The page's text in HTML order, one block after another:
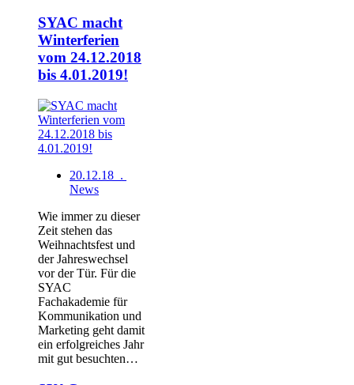
SYAC macht
Winterferien
vom 24.12.2018
bis 4.01.2019!
20.12.18 .
News
Wie immer zu dieser
Zeit stehen das
Weihnachtsfest und
der Jahreswechsel
vor der Tür. Für die
SYAC
Fachakademie für
Kommunikation und
Marketing geht damit
ein erfolgreiches Jahr
mit gut besuchten…